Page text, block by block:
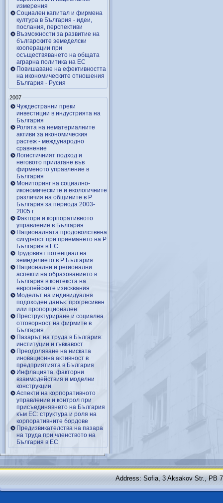
измерения
Социален капитал и фирмена
култура в България - идеи,
послания, перспективи
Възможности за развитие на
българските земеделски
кооперации при
осъществяването на общата
аграрна политика на ЕС
Повишаване на ефективността
на икономическите отношения
България - Русия
2007
Чуждестранни преки
инвестиции в индустрията на
България
Ролята на нематериалните
активи за икономическия
растеж - международно
сравнение
Логистичният подход и
неговото прилагане във
фирменото управление в
България
Мониторинг на социално-
икономическите и екологичните
различия на общините в Р
България за периода 2003-
2005 г.
Фактори и корпоративното
управление в България
Националната продоволствена
сигурност при приемането на Р
България в ЕС
Трудовият потенциал на
земеделието в Р България
Национални и регионални
аспекти на образованието в
България в контекста на
европейските изисквания
Моделът на индивидуалня
подоходен данък: прогресивен
или пропорционален
Преструктуриране и социална
отговорност на фирмите в
България
Пазарът на труда в България:
институции и гъвкавост
Преодоляване на ниската
иновационна активност в
предприятията в България
Инфлацията: факторни
взаимодействия и моделни
конструкции
Аспекти на корпоративното
управление и контрол при
присъединявнето на България
към ЕС: структура и роля на
корпоративните бордове
Предизвикателства на пазара
на труда при членството на
България в ЕС
Address: Sofia, 3 Aksakov Str., PB